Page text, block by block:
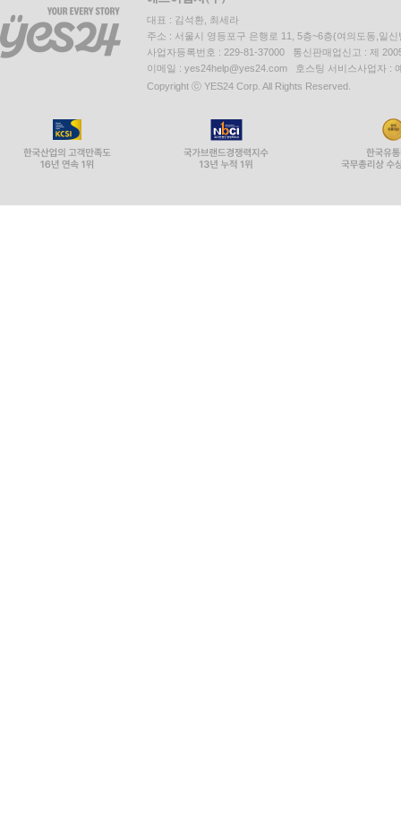
대표 : 김석환, 최세라
주소 : 서울시 영등포구 은행로 11, 5층~6층(여의도동,일신
사업자등록번호 : 229-81-37000 통신판매업신고 : 제
이메일 : yes24help@yes24.com 호스팅 서비스사업자 :
Copyright ⓒ YES24 Corp. All Rights Reserved.